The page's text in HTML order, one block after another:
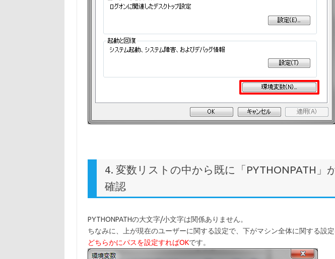
4. 変数リストの中から既に「PYTHONPATH」
確認
PYTHONPATHの大文字/小文字は関係ありません。
ちなみに、上が現在のユーザーに関する設定で、下がマシン全体に関する設定
どちらかにパスを設定すればOKです。